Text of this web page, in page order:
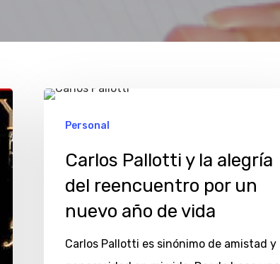
Carlos
Pallotti
alegría
Personal
Carlos Pallotti y la alegría
del reencuentro por un
nuevo año de vida
Carlos Pallotti es sinónimo de amistad y